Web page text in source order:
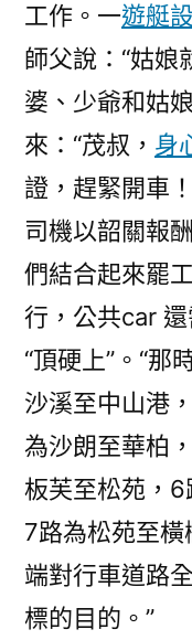
工作。一遊艇
師父說：“姑娘
婆、少爺和姑
來：“茂叔， 身
證，趕緊開車
司機以韶關報
們結合起來罷
行，公共car
“頂硬上”。“那
沙溪至中山港
為沙朗至華柏
板芙至松苑，6
7路為松苑至橫
端對行車道路
標的目的。”